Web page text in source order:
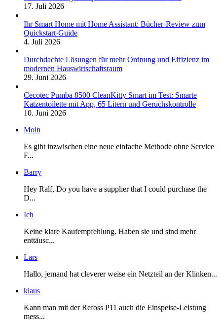
17. Juli 2026
Ihr Smart Home mit Home Assistant: Bücher-Review zum
Quickstart-Guide
4. Juli 2026
Durchdachte Lösungen für mehr Ordnung und Effizienz im
modernen Hauswirtschaftsraum
29. Juni 2026
Cecotec Pumba 8500 CleanKitty Smart im Test: Smarte
Katzentoilette mit App, 65 Litern und Geruchskontrolle
10. Juni 2026
Moin
Es gibt inzwischen eine neue einfache Methode ohne Service
F...
Barry
Hey Ralf, Do you have a supplier that I could purchase the
D...
Ich
Keine klare Kaufempfehlung. Haben sie und sind mehr
enttäusc...
Lars
Hallo, jemand hat cleverer weise ein Netzteil an der Klinken...
klaus
Kann man mit der Refoss P11 auch die Einspeise-Leistung
mess...